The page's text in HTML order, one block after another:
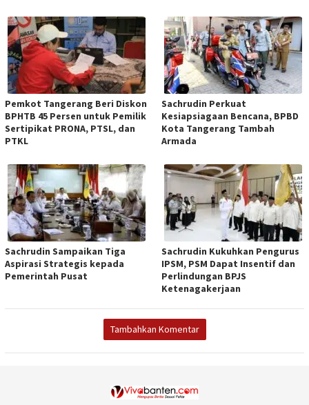
Pemkot Tangerang Beri Diskon
BPHTB 45 Persen untuk Pemilik
Sertipikat PRONA, PTSL, dan
PTKL
Sachrudin Perkuat
Kesiapsiagaan Bencana, BPBD
Kota Tangerang Tambah
Armada
Sachrudin Sampaikan Tiga
Aspirasi Strategis kepada
Pemerintah Pusat
Sachrudin Kukuhkan Pengurus
IPSM, PSM Dapat Insentif dan
Perlindungan BPJS
Ketenagakerjaan
Tambahkan Komentar